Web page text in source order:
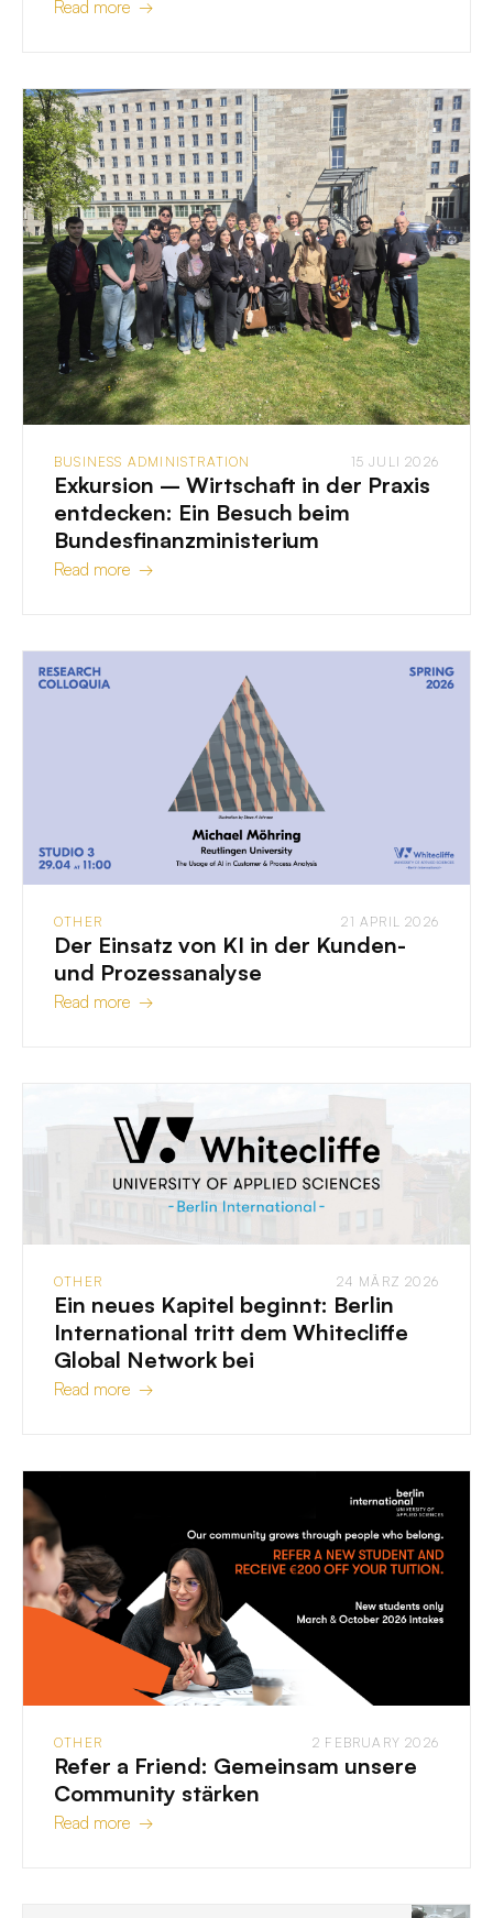
Read more →
BUSINESS ADMINISTRATION 15 JULI 2026
Exkursion – Wirtschaft in der Praxis
entdecken: Ein Besuch beim
Bundesfinanzministerium
Read more →
OTHER 21 APRIL 2026
Der Einsatz von KI in der Kunden-
und Prozessanalyse
Read more →
OTHER 24 MÄRZ 2026
Ein neues Kapitel beginnt: Berlin
International tritt dem Whitecliffe
Global Network bei
Read more →
OTHER 2 FEBRUARY 2026
Refer a Friend: Gemeinsam unsere
Community stärken
Read more →